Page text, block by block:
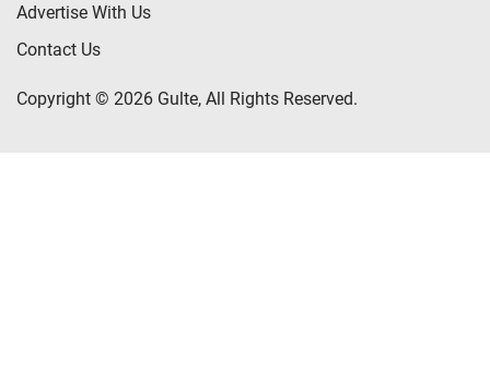
Advertise With Us
Contact Us
Copyright © 2026 Gulte, All Rights Reserved.